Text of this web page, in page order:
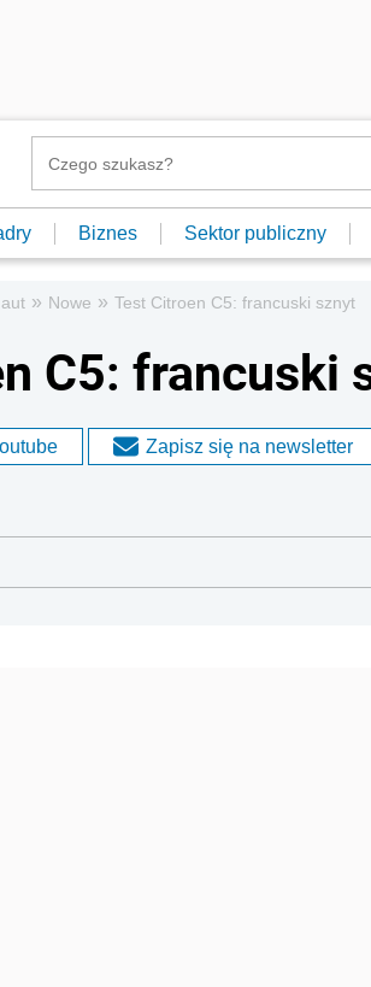
Biznes Sektor publiczny
» Nowe » Test Citroen C5: francuski sznyt
C5: francuski
Zapisz się na newsletter